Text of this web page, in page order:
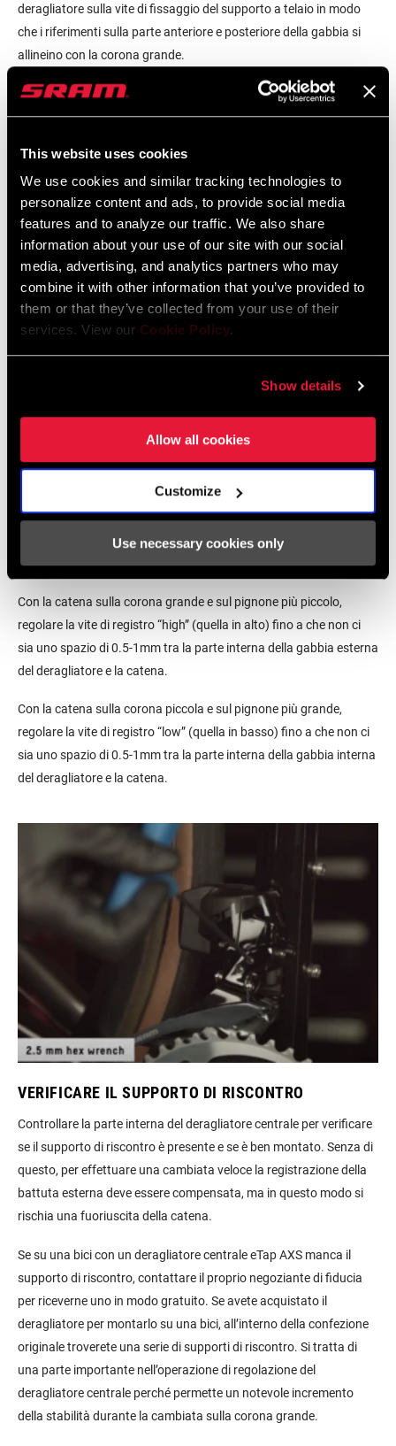
This website uses cookies
We use cookies and similar tracking technologies to
personalize content and ads, to provide social media
features and to analyze our traffic. We also share
information about your use of our site with our social
media, advertising, and analytics partners who may
combine it with other information that you’ve provided to
them or that they’ve collected from your use of their
services. View our Cookie Policy.
Show details
Allow all cookies
Customize
Use necessary cookies only
deragliatore sulla vite di fissaggio del supporto a telaio in modo
che i riferimenti sulla parte anteriore e posteriore della gabbia si
allineino con la corona grande.
Tutte e due le regolazioni possono influire una sull’altra, dunque
verificare su entrambe quando si effettuano le operazioni.
serrare con dolcezza la vite di fissaggio con una coppia di 6 Nm.
Se si continua ad avere difficoltà nel trovare l’allineamento
corretto, recentemente abbiamo realizzato un attrezzo che può
aiutare nella regolazione del deragliatore centrale. Il vostro
negozio di fiducia potrebbe averne uno disponibile e potreste
dunque regolare il vostro deragliatore con poche operazioni.
VERIFICA DELLE REGOLAZIONI
Con la catena sulla corona grande e sul pignone più piccolo,
regolare la vite di registro “high” (quella in alto) fino a che non ci
sia uno spazio di 0.5-1mm tra la parte interna della gabbia esterna
del deragliatore e la catena.
Con la catena sulla corona piccola e sul pignone più grande,
regolare la vite di registro “low” (quella in basso) fino a che non ci
sia uno spazio di 0.5-1mm tra la parte interna della gabbia interna
del deragliatore e la catena.
VERIFICARE IL SUPPORTO DI RISCONTRO
Controllare la parte interna del deragliatore centrale per verificare
se il supporto di riscontro è presente e se è ben montato. Senza di
questo, per effettuare una cambiata veloce la registrazione della
battuta esterna deve essere compensata, ma in questo modo si
rischia una fuoriuscita della catena.
Se su una bici con un deragliatore centrale eTap AXS manca il
supporto di riscontro, contattare il proprio negoziante di fiducia
per riceverne uno in modo gratuito. Se avete acquistato il
deragliatore per montarlo su una bici, all’interno della confezione
originale troverete una serie di supporti di riscontro. Si tratta di
una parte importante nell’operazione di regolazione del
deragliatore centrale perché permette un notevole incremento
della stabilità durante la cambiata sulla corona grande.